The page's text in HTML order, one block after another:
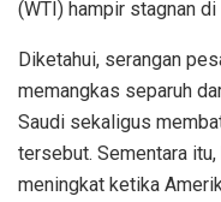
(WTI) hampir stagnan
Diketahui, serangan
memangkas separuh
Saudi sekaligus
tersebut. Sementara
meningkat ketika